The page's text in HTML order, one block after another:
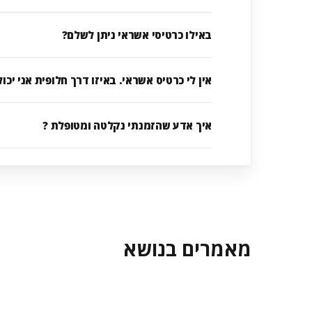
באילו כרטיסי אשראי ניתן לשלם?
אין לי כרטיס אשראי. באיזו דרך חלופית אני
איך אדע שהזמנתי נקלטה ומטופלת ?
מאמרים בנושא